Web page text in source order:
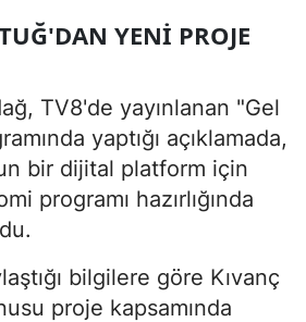
YENI PROJE
TV8'de yayınlanan "Gel
yaptığı açıklamada,
bir dijital platform için
programı hazırlığında
bilgilere göre Kıvanç
proje kapsamında